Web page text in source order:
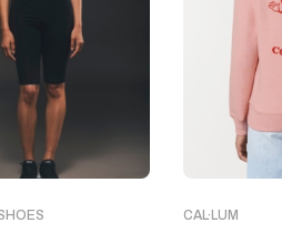
CAL·LUM